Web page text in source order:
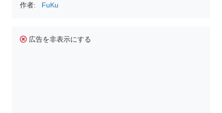
作者: FuKu
広告を非表示にする